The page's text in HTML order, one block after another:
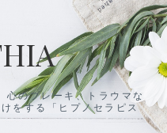
心のブレーキ、トラウマな
をする「ヒプノセラピス